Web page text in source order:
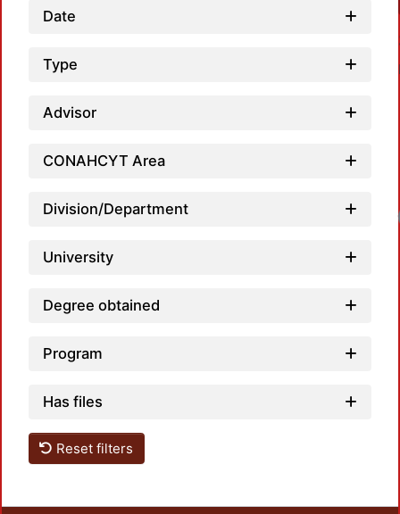
Date
Type
Advisor
CONAHCYT Area
Division/Department
University
Degree obtained
Program
Has files
Reset filters